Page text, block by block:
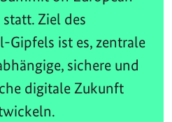
Ziel des
Gipfels ist es, zentrale
sichere und
digitale Zukunft